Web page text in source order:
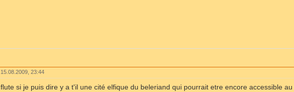
15.08.2009, 23:44
flute si je puis dire y a t'il une cité elfique du beleriand qui pourrait etre encore accessible